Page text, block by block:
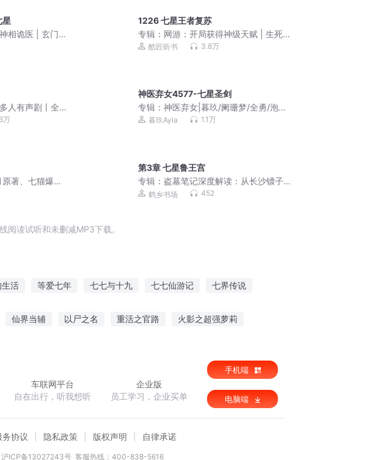
星
相诡医 | 玄门
阴阳先生|恐
1226 七星王者复苏
专辑： 网游：开局获得神级天赋 | 生死
游戏 |精品多播|全民神战
酷匠听书 3.8万
人有声剧丨全8
作丨南派三叔
万
神医弃女4577-七星圣剑
专辑：神医弃女|暮玖/阑珊梦/全勇/泡芙
先生（废柴重生多人有声剧）
暮玖Ayla 1.1万
著、七猫爆款
第3章 七星鲁王宫
专辑： 盗墓笔记深度解读：从长沙镖子
岭到昆仑长生谜丨吴邪
鹤乡书场 452
阅读试听和未删减MP3下载。
活 等爱七年 七七与十九 七七仙游记 七界传说
仙界当辅 以尸之名 重活之官路 火影之超强萝莉
车联网平台
自在出行，听我想听
企业版
员工学习，企业买单
手机端
电脑端
务协议 隐私政策 版权声明 自律承诺
沪ICP备13027243号 客服热线：400-838-5616